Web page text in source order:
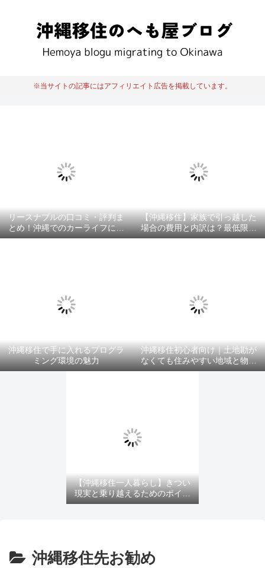
※当サイトの記事にはアフィリエイト広告を掲載しています。
リースナブルの口コミ・評判ま
とめ！沖縄でのカーライフにお
すすめ？
【沖縄移住】家族で引っ越した
場合の費用と内訳は？最低限必
要な項目を徹底解説！！
沖縄移住で手に入れるプログラ
ミング環境の魅力
沖縄移住初心者向け｜土地勘が
なくても住みやすい地域と物件
選びのコツ
【沖縄移住一人暮らし】きつい
現実と乗り越えるためのポイン
ト！を紹介
沖縄移住先お勧め